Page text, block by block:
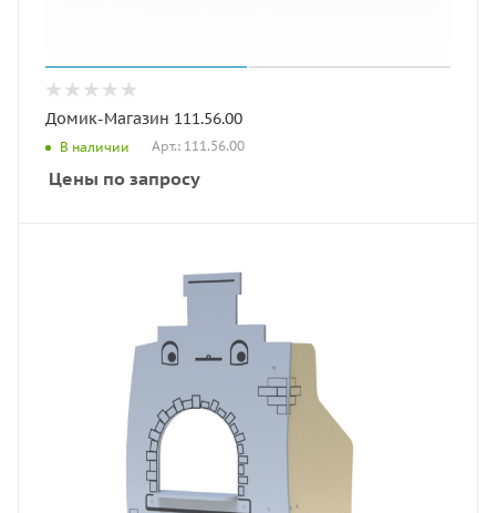
Домик-Магазин 111.56.00
В наличии Арт.: 111.56.00
Цены по запросу